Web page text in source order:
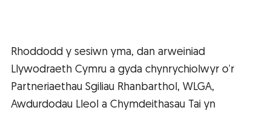
Rhoddodd y sesiwn yma, dan arweiniad
Llywodraeth Cymru a gyda chynrychiolwyr o’r
Partneriaethau Sgiliau Rhanbarthol, WLGA,
Awdurdodau Lleol a Chymdeithasau Tai yn